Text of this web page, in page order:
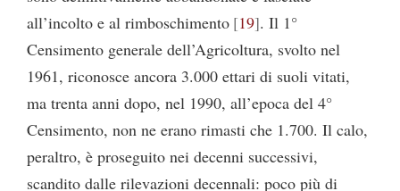
all’incolto e al rimboschimento 19 . Il 1°
Censimento generale dell’Agricoltura, svolto nel
1961, riconosce ancora 3.000 ettari di suoli vitati,
ma trenta anni dopo, nel 1990, all’epoca del 4°
Censimento, non ne erano rimasti che 1.700. Il calo,
peraltro, è proseguito nei decenni successivi,
scandito dalle rilevazioni decennali: poco più di